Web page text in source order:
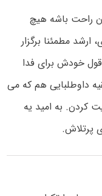
راحت باشه هیچ
ارشد مطمئنا برگزار
خودش برای فدا
داوطلبایی هم که می
کردن. به امید یه
پرتلاش.